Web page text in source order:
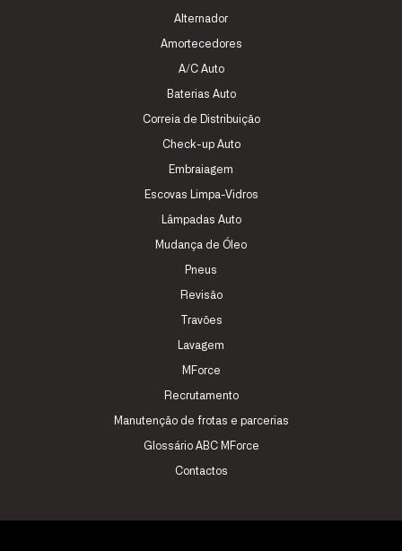
Alternador
Amortecedores
A/C Auto
Baterias Auto
Correia de Distribuição
Check-up Auto
Embraiagem
Escovas Limpa-Vidros
Lâmpadas Auto
Mudança de Óleo
Pneus
Revisão
Travões
Lavagem
MForce
Recrutamento
Manutenção de frotas e parcerias
Glossário ABC MForce
Contactos